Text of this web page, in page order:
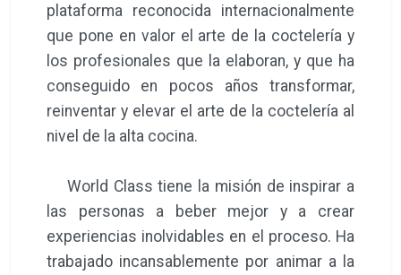
plataforma reconocida internacionalmente
que pone en valor el arte de la coctelería y
los profesionales que la elaboran, y que ha
conseguido en pocos años transformar,
reinventar y elevar el arte de la coctelería al
nivel de la alta cocina.
World Class tiene la misión de inspirar a
las personas a beber mejor y a crear
experiencias inolvidables en el proceso. Ha
trabajado incansablemente por animar a la